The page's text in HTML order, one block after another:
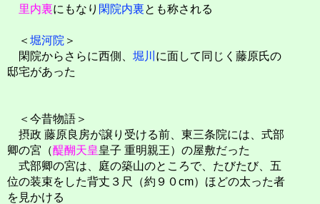
里内裏にもなり 閑院内裏とも称される
＜ 堀河院 ＞
閑院からさらに西側、 堀川 に面して同じく藤原氏の
邸宅があった
＜今昔物語＞
摂政 藤原良房が譲り受ける前、東三条院には、式部
卿の宮（醍醐天皇皇子 重明親王）の屋敷だった
式部卿の宮は、庭の築山のところで、たびたび、五
位の装束をした背丈３尺（約９０cm）ほどの太った者
を見かける